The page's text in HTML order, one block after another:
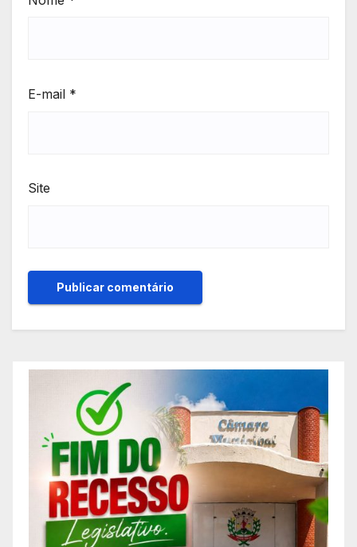
E-mail *
Site